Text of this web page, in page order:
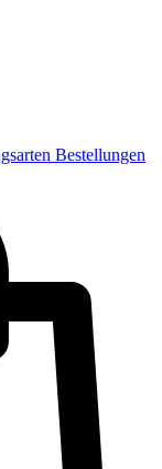
Bestellungen